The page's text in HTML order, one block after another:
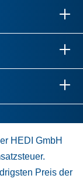
HEDI GmbH
Preis der